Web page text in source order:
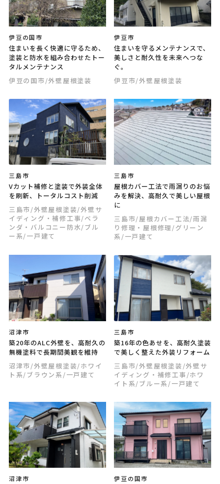
伊豆の国市
住まいを長く快適に守るため、
塗装と防水を組み合わせたトー
タルメンテナンス
伊豆の国市/外壁屋根塗装
伊豆市
住まいを守るメンテナンスで、
美しさと耐久性を未来へつな
ぐ。
伊豆市/外壁屋根塗装
三島市
Vカット補修と塗装で外装全体
を刷新、トータルコスト削減
三島市/外壁屋根塗装/外壁サ
イディング・補修工事/ベラ
ンダ・バルコニー防水/ブル
ー系/一戸建て
三島市
屋根カバー工法で雨漏りのお悩
みを解決、高耐久で美しい屋根
に
三島市/屋根カバー工法/雨漏
り修理・屋根修理/グリーン
系 /一戸建て
沼津市
築20年のALC外壁を、高耐久の
無機塗料で長期間美観を維持
沼津市/外壁屋根塗装/ホワイ
ト系/ブラウン系 /一戸建て
三島市
築16年の色あせを、高耐久塗装
で美しく整えた外装リフォーム
三島市/外壁屋根塗装 /外壁サ
イディング・補修工事 /ホワ
イト系/ブルー系 /一戸建て
沼津市 伊豆の国市